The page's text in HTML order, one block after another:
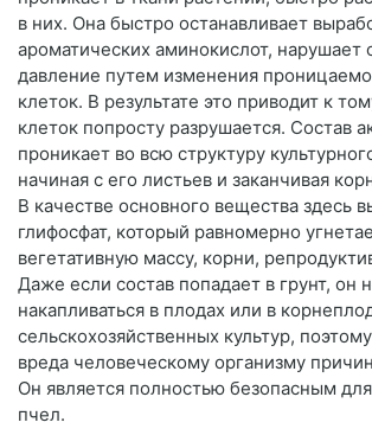
в них. Она быстро останавливает
ароматических аминокислот, нарушает
давление путем изменения
клеток. В результате это приводит к
клеток попросту разрушается. Состав
проникает во всю структуру
начиная с его листьев и заканчивая
В качестве основного вещества здесь
глифосфат, который равномерно
вегетативную массу, корни,
Даже если состав попадает в грунт, он
накапливаться в плодах или в
сельскохозяйственных культур,
вреда человеческому организму
Он является полностью безопасным
пчел.